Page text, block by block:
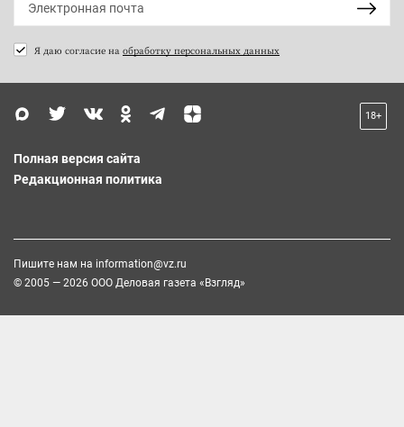
Я даю согласие на обработку персональных данных
18+
Полная версия сайта
Редакционная политика
Пишите нам на information@vz.ru
© 2005 — 2026 ООО Деловая газета «Взгляд»